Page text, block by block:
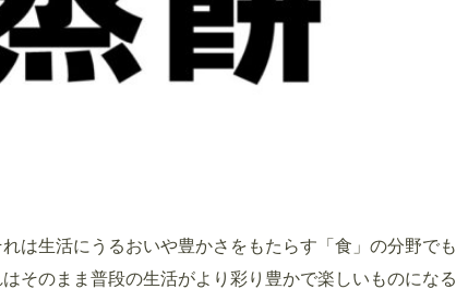
は生活にうるおいや豊かさをもたらす「食」の分野でも
そのまま普段の生活がより彩り豊かで楽しいものになる